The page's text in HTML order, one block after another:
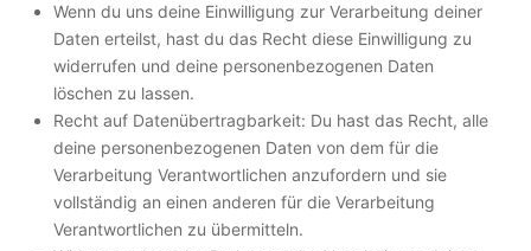
Wenn du uns deine Einwilligung zur Verarbeitung deiner
Daten erteilst, hast du das Recht diese Einwilligung zu
widerrufen und deine personenbezogenen Daten
löschen zu lassen.
Recht auf Datenübertragbarkeit: Du hast das Recht, alle
deine personenbezogenen Daten von dem für die
Verarbeitung Verantwortlichen anzufordern und sie
vollständig an einen anderen für die Verarbeitung
Verantwortlichen zu übermitteln.